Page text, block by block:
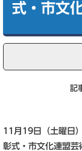
式・市文
記
11月19日（土曜日
彰式・市文化連盟芸